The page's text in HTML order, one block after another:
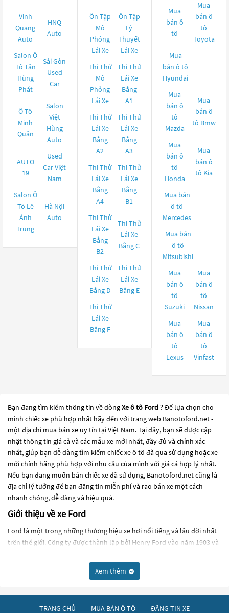
Vinh
Quang
Auto
HNQ
Auto
Salon Ô
Tô Tân
Hùng
Phát
Sài Gòn
Used
Car
Ô Tô
Minh
Quân
Salon
Việt
Hùng
Auto
AUTO
19
Used
Car Việt
Nam
Salon Ô
Tô Lê
Ánh
Trung
Hà Nội
Auto
Ôn Tập
Mô
Phỏng
Lái Xe
Ôn Tập
Lý
Thuyết
Lái Xe
Thi Thử
Mô
Phỏng
Lái Xe
Thi Thử
Lái Xe
Bằng
A1
Thi Thử
Lái Xe
Bằng
A2
Thi Thử
Lái Xe
Bằng
A3
Thi Thử
Lái Xe
Bằng
A4
Thi Thử
Lái Xe
Bằng
B1
Thi Thử
Lái Xe
Bằng
B2
Thi Thử
Lái Xe
Bằng C
Thi Thử
Lái Xe
Bằng D
Thi Thử
Lái Xe
Bằng E
Thi Thử
Lái Xe
Bằng F
Mua
bán ô
tô
Mua
bán ô
tô
Toyota
Mua
bán ô tô
Hyundai
Mua
bán ô
tô
Mazda
Mua
bán ô
tô Bmw
Mua
bán ô
tô
Honda
Mua
bán ô
tô Kia
Mua bán
ô tô
Mercedes
Mua bán
ô tô
Mitsubishi
Mua
bán ô
tô
Suzuki
Mua
bán ô
tô
Nissan
Mua
bán ô
tô
Lexus
Mua
bán ô
tô
Vinfast
Bạn đang tìm kiếm thông tin về dòngXe ô tô Ford? Để lựa chọn cho
mình chiếc xe phù hợp nhất hãy đến với trang web Banotoford.net -
một địa chỉ mua bán xe uy tín tại Việt Nam. Tại đây, bạn sẽ được cập
nhật thông tin giá cả và các mẫu xe mới nhất, đầy đủ và chính xác
nhất, giúp bạn dễ dàng tìm kiếm chiếc xe ô tô đã qua sử dụng hoặc xe
mới chính hãng phù hợp với nhu cầu của mình với giá cả hợp lý nhất.
Nếu bạn đang muốn bán chiếc xe đã sử dụng, Banotoford.net cũng là
địa chỉ lý tưởng để bạn đăng tin miễn phí và rao bán xe một cách
nhanh chóng, dễ dàng và hiệu quả.
Giới thiệu về xe Ford
Ford là một trong những thương hiệu xe hơi nổi tiếng và lâu đời nhất
trên thế giới. Công ty được thành lập bởi Henry Ford vào năm 1903 và
Ford đã sản xuất nhiều mẫu xe nổi tiếng và được yêu thích, bao gồm
Ford Mustang, Ford Focus, Ford F-150, Ford Escape, Ford Explorer và
kế, tính tiện ích và độ bền.
Xem thêm
TRANG CHỦ MUA BÁN Ô TÔ ĐĂNG TIN XE